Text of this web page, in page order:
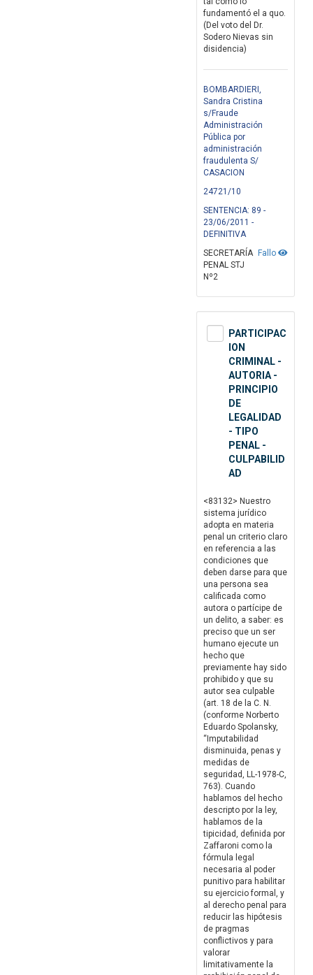
fundamentó el a quo.
(Del voto del Dr.
Sodero Nievas sin
disidencia)
BOMBARDIERI,
Sandra Cristina
s/Fraude
Administración
Pública por
administración
fraudulenta S/
CASACION
24721/10
SENTENCIA: 89 -
23/06/2011 -
DEFINITIVA
Fallo
SECRETARÍA
PENAL STJ
Nº2
PARTICIPAC
ION
CRIMINAL -
AUTORIA -
PRINCIPIO
DE
LEGALIDAD
- TIPO
PENAL -
CULPABILID
AD
<83132> Nuestro
sistema jurídico
adopta en materia
penal un criterio claro
en referencia a las
condiciones que
deben darse para que
una persona sea
calificada como
autora o partícipe de
un delito, a saber: es
preciso que un ser
humano ejecute un
hecho que
previamente hay sido
prohibido y que su
autor sea culpable
(art. 18 de la C. N.
(conforme Norberto
Eduardo Spolansky,
“Imputabilidad
disminuida, penas y
medidas de
seguridad, LL-1978-C,
763). Cuando
hablamos del hecho
descripto por la ley,
hablamos de la
tipicidad, definida por
Zaffaroni como la
fórmula legal
necesaria al poder
punitivo para habilitar
su ejercicio formal, y
al derecho penal para
reducir las hipótesis
de pragmas
conflictivos y para
valorar
limitativamente la